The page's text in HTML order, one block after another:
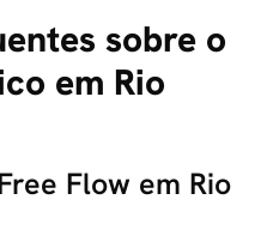
sobre o
em Rio
Flow em Rio